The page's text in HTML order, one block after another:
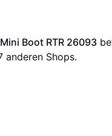
Boot RTR 26093
anderen Shops.